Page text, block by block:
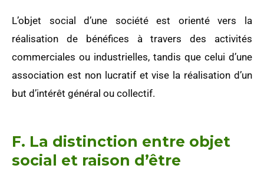
L’objet social d’une société est orienté vers la
réalisation de bénéfices à travers des activités
commerciales ou industrielles, tandis que celui d’une
association est non lucratif et vise la réalisation d’un
but d’intérêt général ou collectif.
F. La distinction entre objet
social et raison d’être